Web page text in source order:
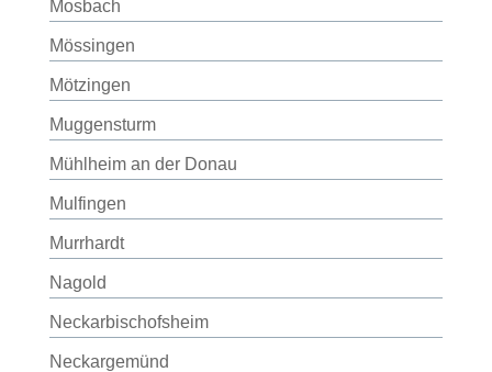
Mosbach
Mössingen
Mötzingen
Muggensturm
Mühlheim an der Donau
Mulfingen
Murrhardt
Nagold
Neckarbischofsheim
Neckargemünd